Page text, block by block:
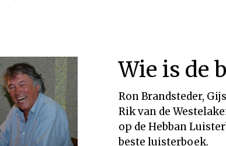
Cases
Samenwerken
Uw
Wie is de
Ron Brandsteder,
Rik van de
op de Hebban
beste luisterboek.